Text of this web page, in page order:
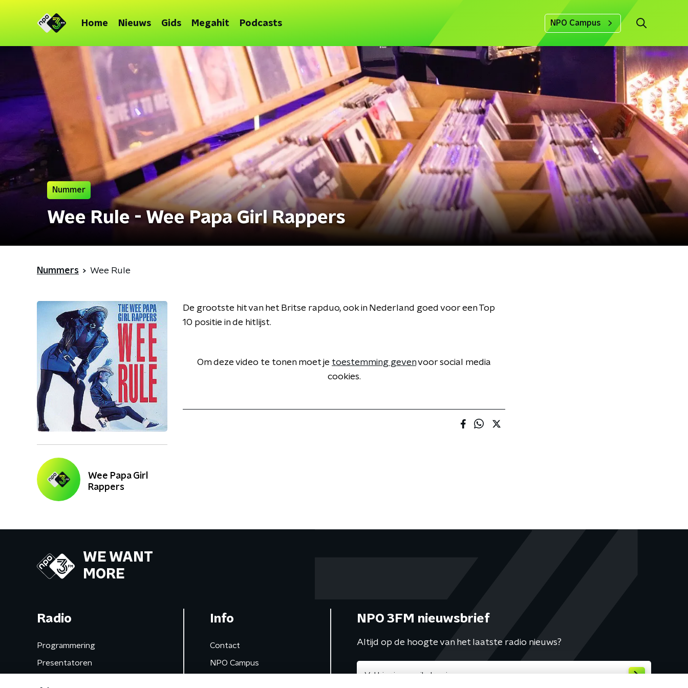
Home Nieuws Gids Megahit Podcasts NPO Campus
Nummer
Wee Rule - Wee Papa Girl Rappers
Nummers Wee Rule
Wee Papa Girl
Rappers
De grootste hit van het Britse rapduo, ook in Nederland goed voor een Top
10 positie in de hitlijst.
Om deze video te tonen moet je toestemming gevenvoor social media
cookies.
WE WANT
MORE
Radio
Programmering
Presentatoren
Info
Contact
NPO Campus
NPO 3FM nieuwsbrief
Altijd op de hoogte van het laatste radio nieuws?